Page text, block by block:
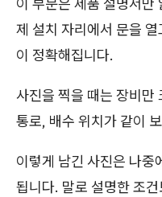
제 설치 자리에서 문을
이 정확해집니다.
사진을 찍을 때는 장비만
통로, 배수 위치가 같이
이렇게 남긴 사진은 나중
됩니다. 말로 설명한 조